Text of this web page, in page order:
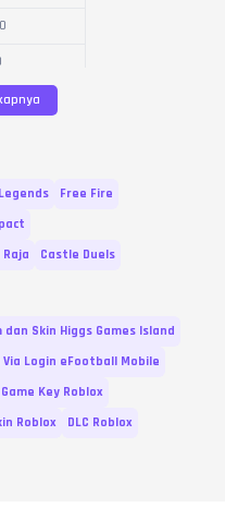
Free Fire
Castle Duels
dan Skin Higgs Games Island
Via Login eFootball Mobile
Game Key Roblox
Roblox DLC Roblox